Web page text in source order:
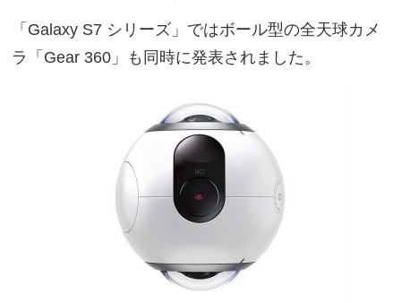
「Galaxy S7 シリーズ」ではボール型の全天球カメ
ラ「Gear 360」も同時に発表されました。